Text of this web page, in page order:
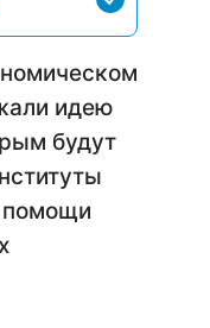
идею
будут
помощи